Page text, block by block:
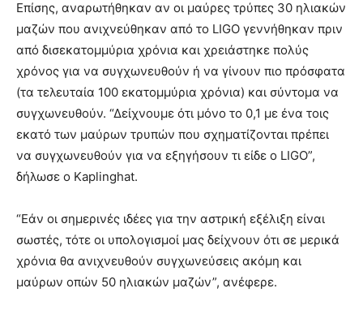
Επίσης, αναρωτήθηκαν αν οι μαύρες τρύπες 30 ηλιακών
μαζών που ανιχνεύθηκαν από το LIGO γεννήθηκαν πριν
από δισεκατομμύρια χρόνια και χρειάστηκε πολύς
χρόνος για να συγχωνευθούν ή να γίνουν πιο πρόσφατα
(τα τελευταία 100 εκατομμύρια χρόνια) και σύντομα να
συγχωνευθούν. “Δείχνουμε ότι μόνο το 0,1 με ένα τοις
εκατό των μαύρων τρυπών που σχηματίζονται πρέπει
να συγχωνευθούν για να εξηγήσουν τι είδε ο LIGO”,
δήλωσε ο Kaplinghat.
“Εάν οι σημερινές ιδέες για την αστρική εξέλιξη είναι
σωστές, τότε οι υπολογισμοί μας δείχνουν ότι σε μερικά
χρόνια θα ανιχνευθούν συγχωνεύσεις ακόμη και
μαύρων οπών 50 ηλιακών μαζών”, ανέφερε.